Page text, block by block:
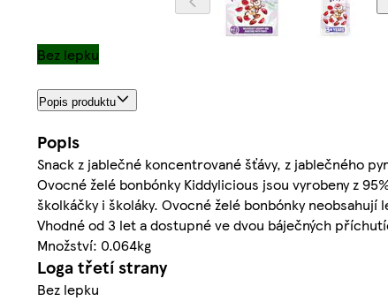
Bez lepku
Popis produktu
Popis
Snack z jablečné koncentrované šťávy, z jablečného
Ovocné želé bonbónky Kiddylicious jsou vyrobeny z
školkáčky i školáky. Ovocné želé bonbónky
Vhodné od 3 let a dostupné ve dvou báječných
Množství: 0.064kg
Loga třetí strany
Bez lepku